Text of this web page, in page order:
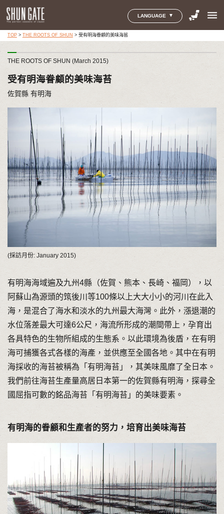
LANGUAGE menu
TOP> THE ROOTS OF SHUN > 受有明海眷顧的美味海苔
THE ROOTS OF SHUN (March 2015)
受有明海眷顧的美味海苔
佐賀縣 有明海
(採訪月份: January 2015)
有明海海域遍及九州4縣（佐賀、熊本、長崎、福岡），以
阿蘇山為源頭的筑後川等100條以上大大小小的河川在此入
海，是混合了海水和淡水的九州最大海灣。此外，漲退潮的
水位落差最大可達6公尺，海流所形成的潮間帶上，孕育出
各具特色的生物所組成的生態系。以此環境為後盾，在有明
海可捕獲各式各樣的海產，並供應至全國各地。其中在有明
海採收的海苔被稱為「有明海苔」，其美味風靡了全日本。
我們前往海苔生產量高居日本第一的佐賀縣有明海，探尋全
國屈指可數的銘品海苔「有明海苔」的美味要素。
有明海的眷顧和生產者的努力，培育出美味海苔